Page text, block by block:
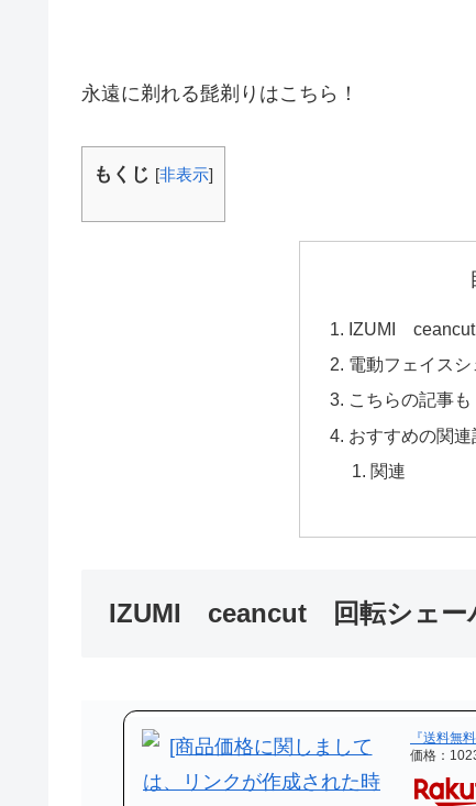
永遠に剃れる髭剃りはこちら！
もくじ [非表示]
IZUMI
電動フェイス
こちらの記事も
おすすめの関連
関連
IZUMI ceancut 回転シェー
『送料無
価格：